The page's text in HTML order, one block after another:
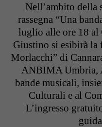
Nell’ambito della
rassegna “Una
luglio alle ore 18 al
Giustino si esibirà la
Morlacchi” di
ANBIMA Umbria,
bande musicali,
Culturali e al
L’ingresso